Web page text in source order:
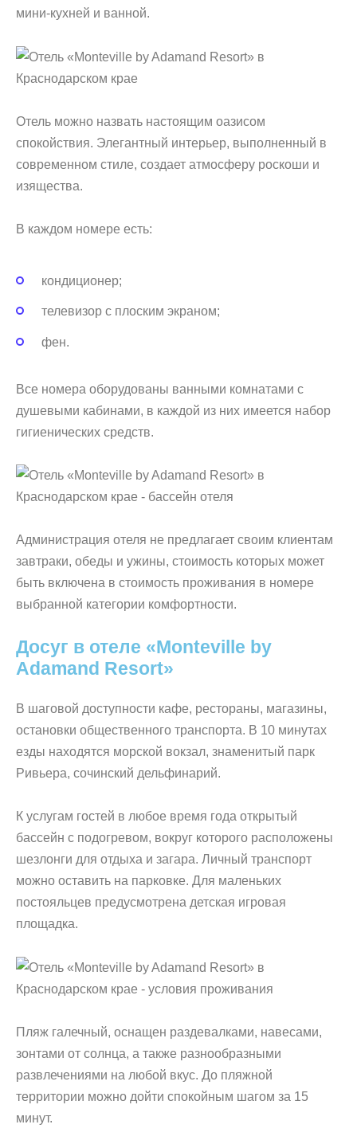
мини-кухней и ванной.
Отель можно назвать настоящим оазисом
спокойствия. Элегантный интерьер, выполненный в
современном стиле, создает атмосферу роскоши и
изящества.
В каждом номере есть:
кондиционер;
телевизор с плоским экраном;
фен.
Все номера оборудованы ванными комнатами с
душевыми кабинами, в каждой из них имеется набор
гигиенических средств.
Администрация отеля не предлагает своим клиентам
завтраки, обеды и ужины, стоимость которых может
быть включена в стоимость проживания в номере
выбранной категории комфортности.
Досуг в отеле «Monteville by
Adamand Resort»
В шаговой доступности кафе, рестораны, магазины,
остановки общественного транспорта. В 10 минутах
езды находятся морской вокзал, знаменитый парк
Ривьера, сочинский дельфинарий.
К услугам гостей в любое время года открытый
бассейн с подогревом, вокруг которого расположены
шезлонги для отдыха и загара. Личный транспорт
можно оставить на парковке. Для маленьких
постояльцев предусмотрена детская игровая
площадка.
Пляж галечный, оснащен раздевалками, навесами,
зонтами от солнца, а также разнообразными
развлечениями на любой вкус. До пляжной
территории можно дойти спокойным шагом за 15
минут.